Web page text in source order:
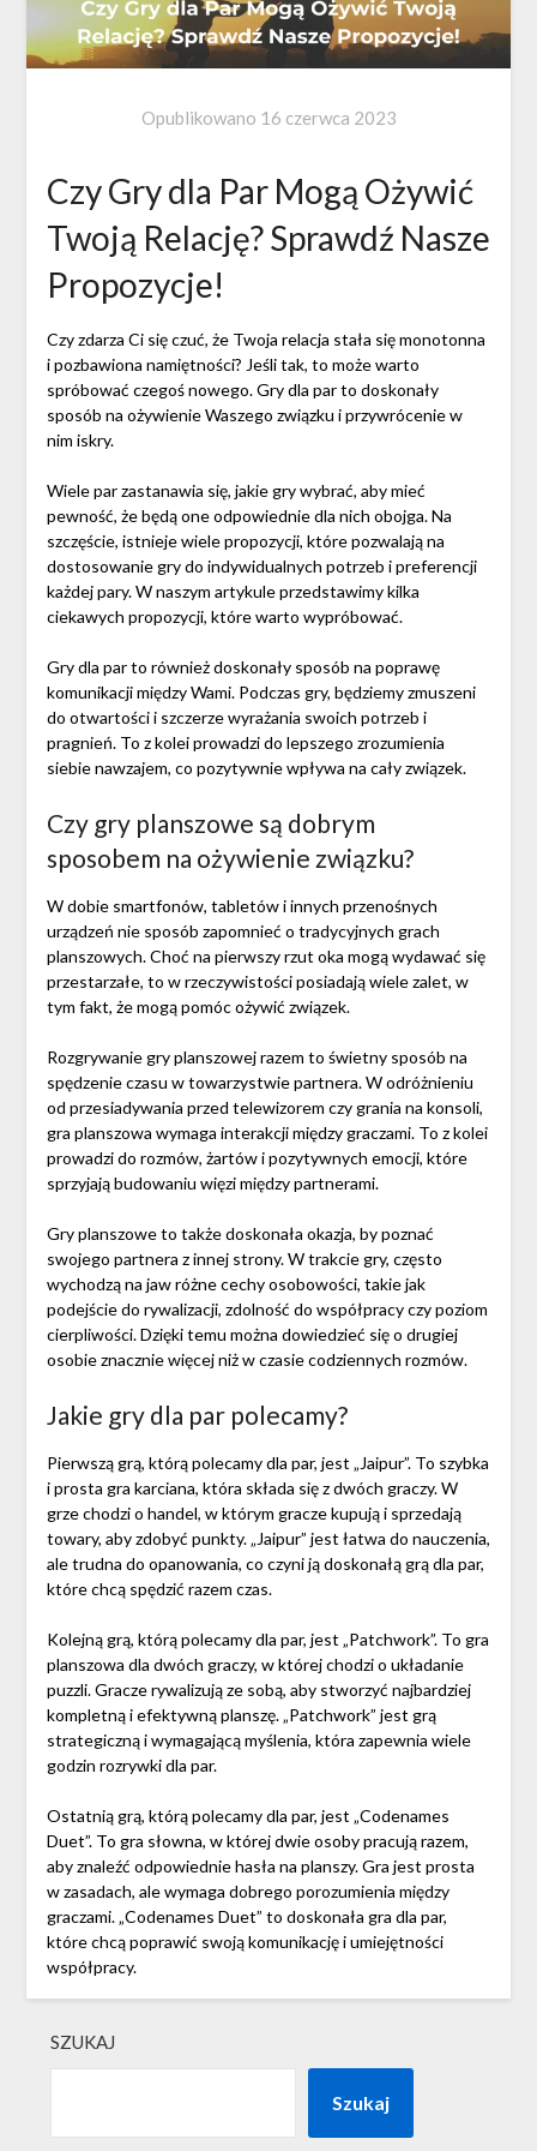
Opublikowano 16 czerwca 2023
Czy Gry dla Par Mogą Ożywić
Twoją Relację? Sprawdź Nasze
Propozycje!
Czy zdarza Ci się czuć, że Twoja relacja stała się monotonna
i pozbawiona namiętności? Jeśli tak, to może warto
spróbować czegoś nowego. Gry dla par to doskonały
sposób na ożywienie Waszego związku i przywrócenie w
nim iskry.
Wiele par zastanawia się, jakie gry wybrać, aby mieć
pewność, że będą one odpowiednie dla nich obojga. Na
szczęście, istnieje wiele propozycji, które pozwalają na
dostosowanie gry do indywidualnych potrzeb i preferencji
każdej pary. W naszym artykule przedstawimy kilka
ciekawych propozycji, które warto wypróbować.
Gry dla par to również doskonały sposób na poprawę
komunikacji między Wami. Podczas gry, będziemy zmuszeni
do otwartości i szczerze wyrażania swoich potrzeb i
pragnień. To z kolei prowadzi do lepszego zrozumienia
siebie nawzajem, co pozytywnie wpływa na cały związek.
Czy gry planszowe są dobrym
sposobem na ożywienie związku?
W dobie smartfonów, tabletów i innych przenośnych
urządzeń nie sposób zapomnieć o tradycyjnych grach
planszowych. Choć na pierwszy rzut oka mogą wydawać się
przestarzałe, to w rzeczywistości posiadają wiele zalet, w
tym fakt, że mogą pomóc ożywić związek.
Rozgrywanie gry planszowej razem to świetny sposób na
spędzenie czasu w towarzystwie partnera. W odróżnieniu
od przesiadywania przed telewizorem czy grania na konsoli,
gra planszowa wymaga interakcji między graczami. To z kolei
prowadzi do rozmów, żartów i pozytywnych emocji, które
sprzyjają budowaniu więzi między partnerami.
Gry planszowe to także doskonała okazja, by poznać
swojego partnera z innej strony. W trakcie gry, często
wychodzą na jaw różne cechy osobowości, takie jak
podejście do rywalizacji, zdolność do współpracy czy poziom
cierpliwości. Dzięki temu można dowiedzieć się o drugiej
osobie znacznie więcej niż w czasie codziennych rozmów.
Jakie gry dla par polecamy?
Pierwszą grą, którą polecamy dla par, jest „Jaipur”. To szybka
i prosta gra karciana, która składa się z dwóch graczy. W
grze chodzi o handel, w którym gracze kupują i sprzedają
towary, aby zdobyć punkty. „Jaipur” jest łatwa do nauczenia,
ale trudna do opanowania, co czyni ją doskonałą grą dla par,
które chcą spędzić razem czas.
Kolejną grą, którą polecamy dla par, jest „Patchwork”. To gra
planszowa dla dwóch graczy, w której chodzi o układanie
puzzli. Gracze rywalizują ze sobą, aby stworzyć najbardziej
kompletną i efektywną planszę. „Patchwork” jest grą
strategiczną i wymagającą myślenia, która zapewnia wiele
godzin rozrywki dla par.
Ostatnią grą, którą polecamy dla par, jest „Codenames
Duet”. To gra słowna, w której dwie osoby pracują razem,
aby znaleźć odpowiednie hasła na planszy. Gra jest prosta
w zasadach, ale wymaga dobrego porozumienia między
graczami. „Codenames Duet” to doskonała gra dla par,
które chcą poprawić swoją komunikację i umiejętności
współpracy.
SZUKAJ
Szukaj